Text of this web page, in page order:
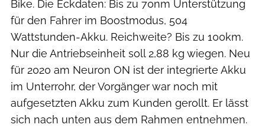
Bike. Die Eckdaten: Bis zu 70nm Unterstützung
für den Fahrer im Boostmodus, 504
Wattstunden-Akku. Reichweite? Bis zu 100km.
Nur die Antriebseinheit soll 2,88 kg wiegen. Neu
für 2020 am Neuron ON ist der integrierte Akku
im Unterrohr, der Vorgänger war noch mit
aufgesetzten Akku zum Kunden gerollt. Er lässt
sich nach unten aus dem Rahmen entnehmen.